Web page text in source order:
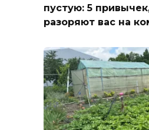
пустую: 5
разоряют вас на